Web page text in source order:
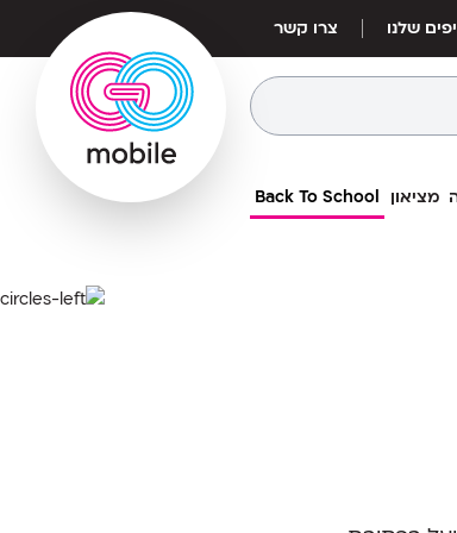
שלנו צרו קשר
מציאון Back To School